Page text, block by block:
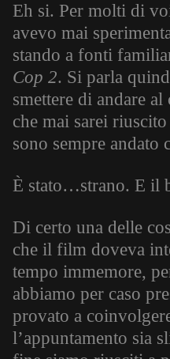
Eh si. Per molti di
avevo mai
stando a fonti
Cop 2. Si parla
smettere di andare
che mai sarei
sono sempre
È stato…strano. E il
Di certo una delle
che il film doveva
tempo immemore,
abbiamo per caso
provato a
l’appuntamento sia